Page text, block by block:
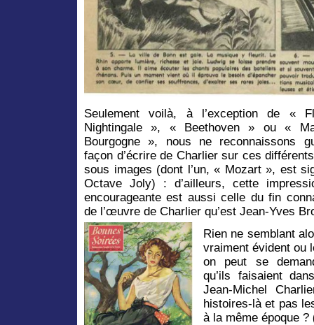
Seulement voilà, à l’exception de «
Nightingale », « Beethoven » ou «
Bourgogne », nous ne reconnaissons
façon d’écrire de Charlier sur ces
sous images (dont l’un, « Mozart », est
Octave Joly) : d’ailleurs, cette
encourageante est aussi celle du fin
de l’œuvre de Charlier qu’est Jean-Yves
Rien ne semblant
vraiment évident ou
on peut se
qu’ils faisaient
Jean-Michel
histoires-là et pas
à la même époque ?